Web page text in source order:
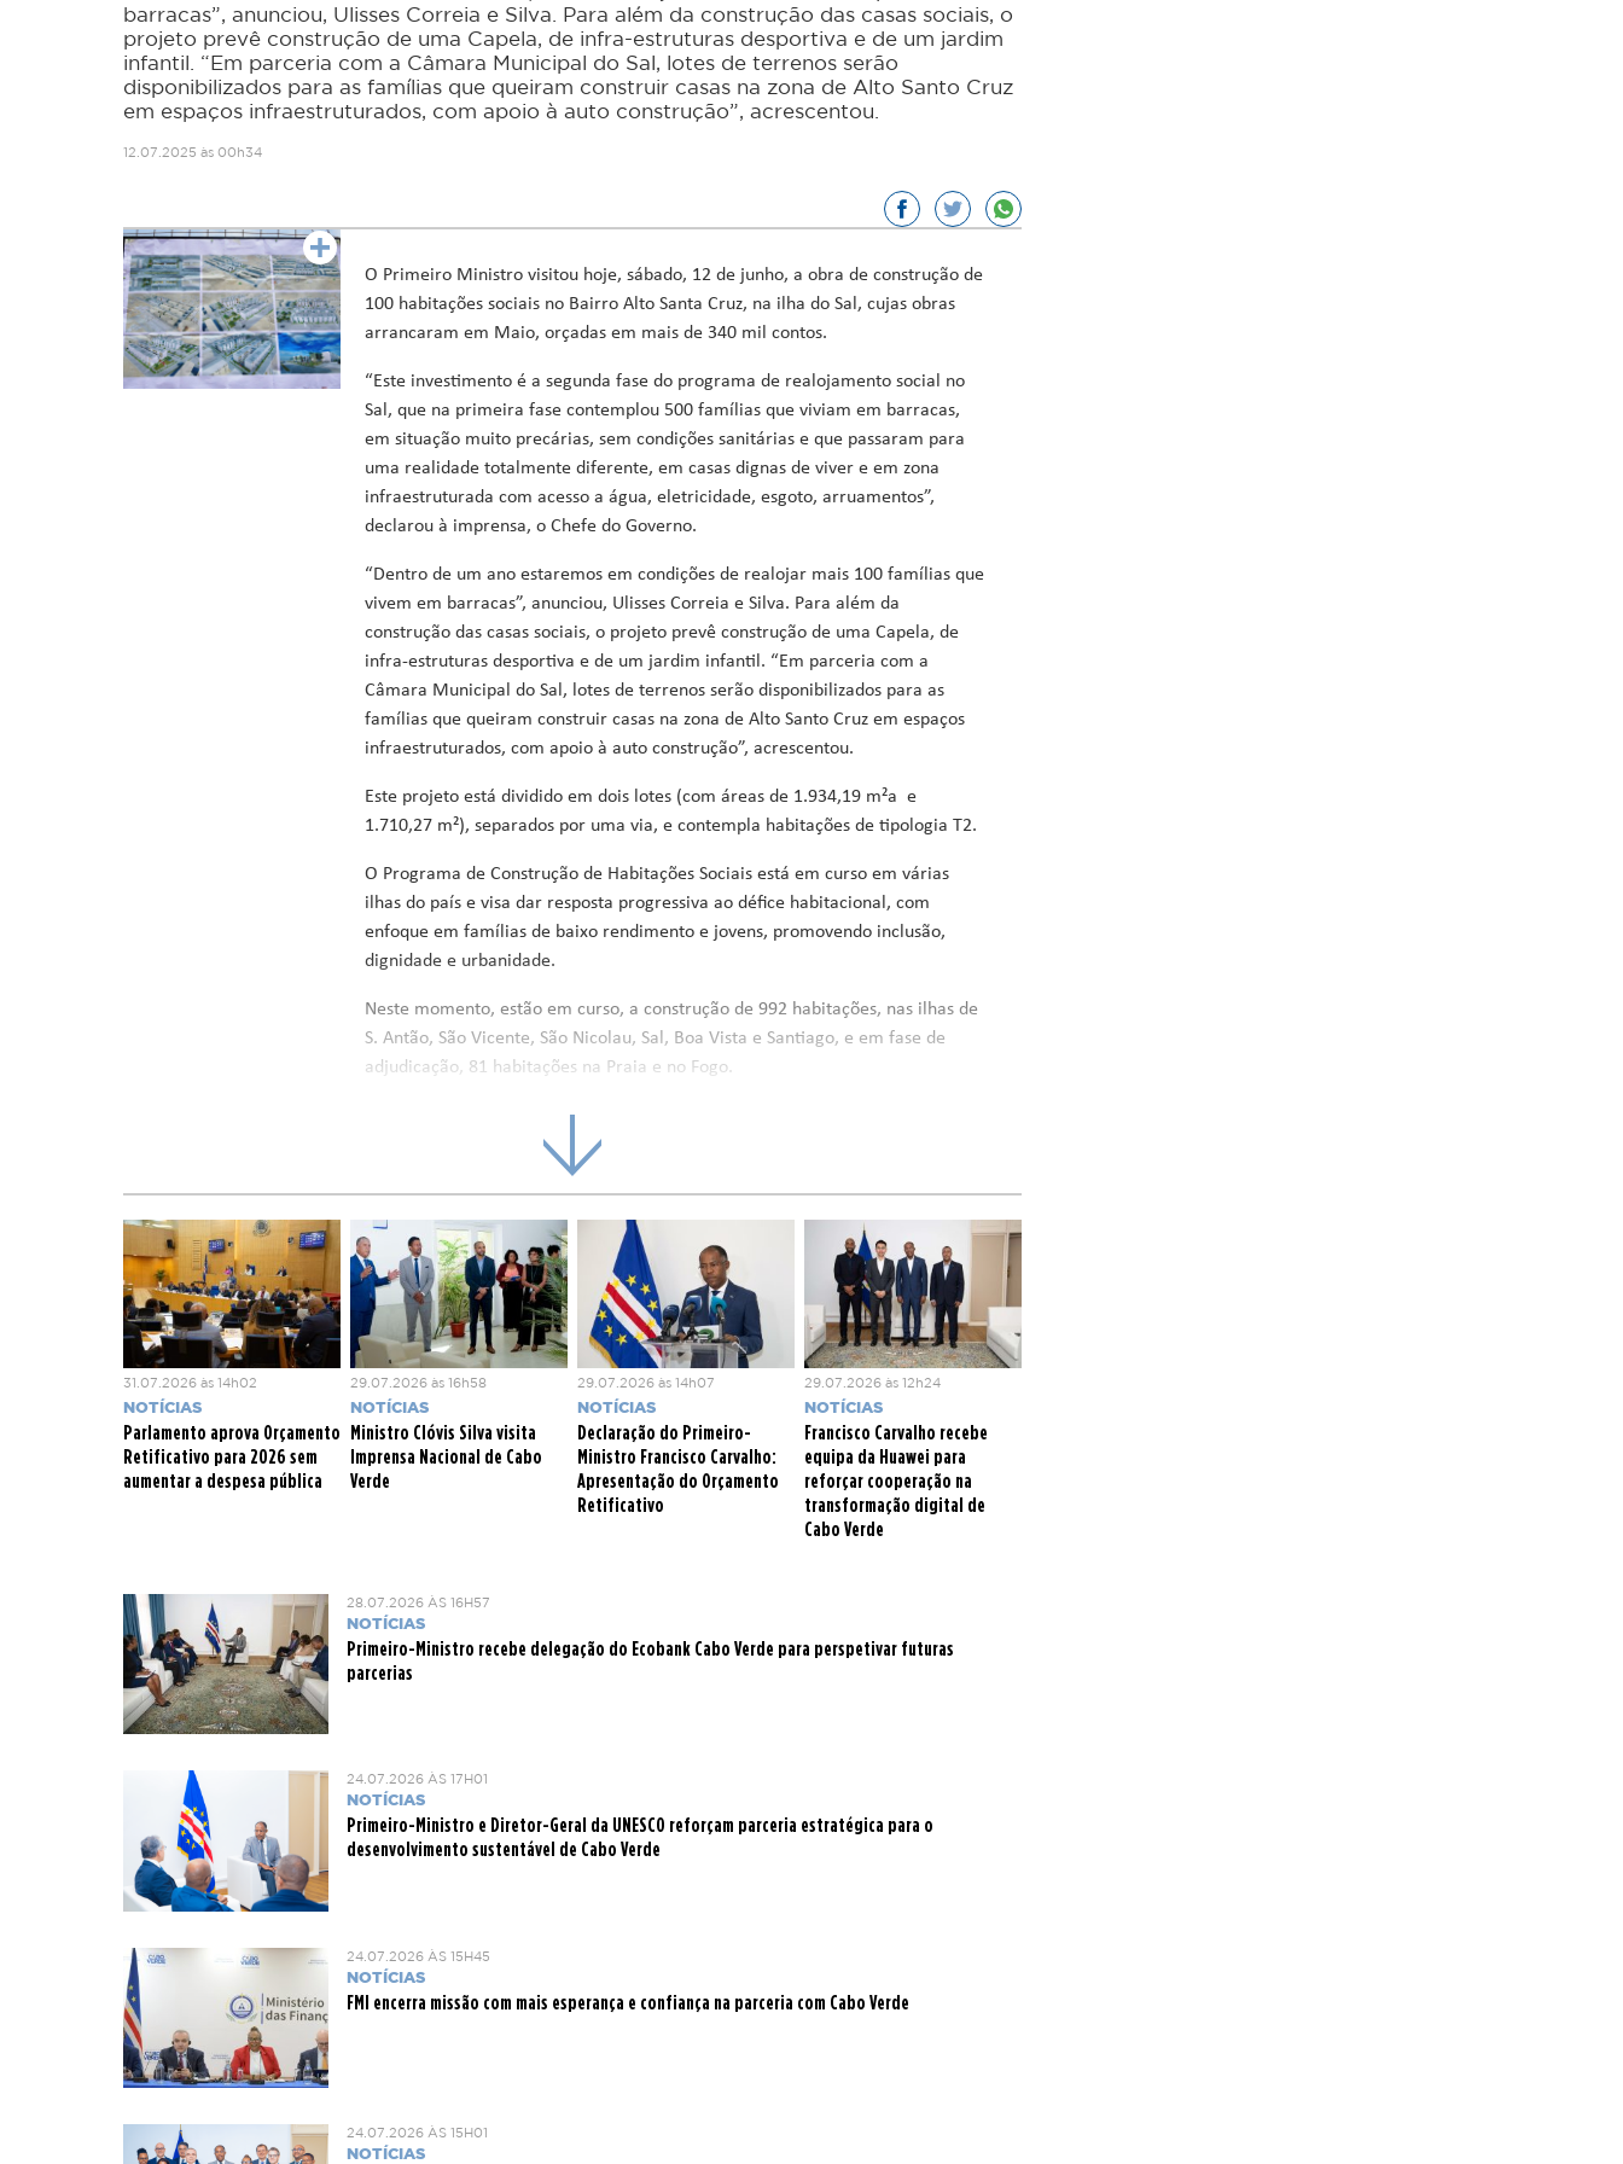
Ministro da Saúde
Ministro da Educação, Formação Profissional, Ensino Superior, Ciência e Inovação
Ministra da Agricultura, Desenvolvimento Rural e Pescas
Ministro da Cultura, Industrias Criativas, Juventude e Desporto
barracas”, anunciou, Ulisses Correia e Silva. Para além da construção das casas sociais, o
projeto prevê construção de uma Capela, de infra-estruturas desportiva e de um jardim
infantil. “Em parceria com a Câmara Municipal do Sal, lotes de terrenos serão
disponibilizados para as famílias que queiram construir casas na zona de Alto Santo Cruz
em espaços infraestruturados, com apoio à auto construção”, acrescentou.
12.07.2025 às 00h34
O Primeiro Ministro visitou hoje, sábado, 12 de junho, a obra de construção de
100 habitações sociais no Bairro Alto Santa Cruz, na ilha do Sal, cujas obras
arrancaram em Maio, orçadas em mais de 340 mil contos.
“Este investimento é a segunda fase do programa de realojamento social no
Sal, que na primeira fase contemplou 500 famílias que viviam em barracas,
em situação muito precárias, sem condições sanitárias e que passaram para
uma realidade totalmente diferente, em casas dignas de viver e em zona
infraestruturada com acesso a água, eletricidade, esgoto, arruamentos”,
declarou à imprensa, o Chefe do Governo.
“Dentro de um ano estaremos em condições de realojar mais 100 famílias que
vivem em barracas”, anunciou, Ulisses Correia e Silva. Para além da
construção das casas sociais, o projeto prevê construção de uma Capela, de
infra-estruturas desportiva e de um jardim infantil. “Em parceria com a
Câmara Municipal do Sal, lotes de terrenos serão disponibilizados para as
famílias que queiram construir casas na zona de Alto Santo Cruz em espaços
infraestruturados, com apoio à auto construção”, acrescentou.
Este projeto está dividido em dois lotes (com áreas de 1.934,19 m²a e
1.710,27 m²), separados por uma via, e contempla habitações de tipologia T2.
O Programa de Construção de Habitações Sociais está em curso em várias
ilhas do país e visa dar resposta progressiva ao défice habitacional, com
enfoque em famílias de baixo rendimento e jovens, promovendo inclusão,
dignidade e urbanidade.
Neste momento, estão em curso, a construção de 992 habitações, nas ilhas de
S. Antão, São Vicente, São Nicolau, Sal, Boa Vista e Santiago, e em fase de
adjudicação, 81 habitações na Praia e no Fogo.
Em fase de concurso, 109 habitações (Santo Antão, Sal, Santiago) e projetos
para lançamento de concurso, 48 habitações (na ilha de São Vicente).
O programa procura ainda manter os beneficiários nas zonas onde
desenvolvem as suas atividades de subsistência, como pesca e agricultura,
respeitando a cultura local e promovendo o desenvolvimento equilibrado dos
concelhos.
31.07.2026 às 14h02
NOTÍCIAS
Parlamento aprova Orçamento
Retificativo para 2026 sem
aumentar a despesa pública
29.07.2026 às 16h58
NOTÍCIAS
Ministro Clóvis Silva visita
Imprensa Nacional de Cabo
Verde
29.07.2026 às 14h07
NOTÍCIAS
Declaração do Primeiro-
Ministro Francisco Carvalho:
Apresentação do Orçamento
Retificativo
29.07.2026 às 12h24
NOTÍCIAS
Francisco Carvalho recebe
equipa da Huawei para
reforçar cooperação na
transformação digital de
Cabo Verde
NOTÍCIAS
28.07.2026 ÀS 16H57
Primeiro-Ministro recebe delegação do Ecobank Cabo Verde para perspetivar futuras
parcerias
NOTÍCIAS
24.07.2026 ÀS 17H01
Primeiro-Ministro e Diretor-Geral da UNESCO reforçam parceria estratégica para o
desenvolvimento sustentável de Cabo Verde
NOTÍCIAS
24.07.2026 ÀS 15H45
FMI encerra missão com mais esperança e confiança na parceria com Cabo Verde
NOTÍCIAS
24.07.2026 ÀS 15H01